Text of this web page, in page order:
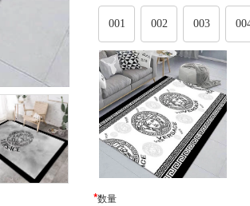
001 002 003
*数量